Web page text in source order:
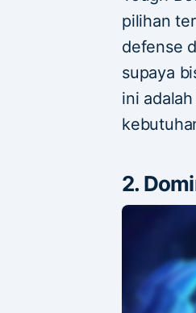
pilihan
defense
supaya
ini
2.